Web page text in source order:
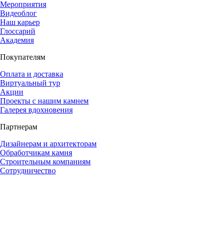
Мероприятия
Видеоблог
Наш карьер
Глоссарий
Академия
Покупателям
Оплата и доставка
Виртуальный тур
Акции
Проекты с нашим камнем
Галерея вдохновения
Партнерам
Дизайнерам и архитекторам
Обработчикам камня
Строительным компаниям
Сотрудничество